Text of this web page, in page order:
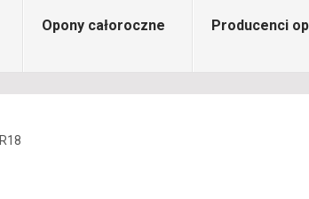
Opony całoroczne Producenci